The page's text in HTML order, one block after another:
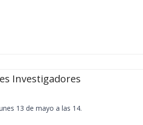
Investigadores
13 de mayo a las 14.